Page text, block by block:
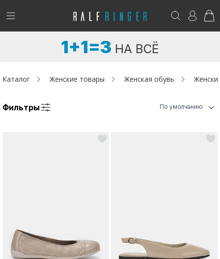
!
Женщинам
Возникли вопросы? - club@ralf.ru
1+1=3 НА ВСЁ
Каталог Женские товары Женская обувь
Фильтры По умолчанию